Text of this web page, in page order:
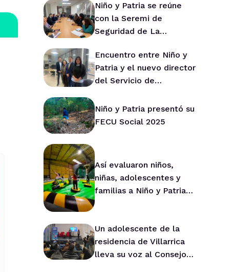
Niño y Patria se reúne
con la Seremi de
Seguridad de La
la prevención en la
región
Encuentro entre Niño y
Patria y el nuevo director
del Servicio de
Araucanía marca ruta de
trabajo conjunto
Niño y Patria presentó su
FECU Social 2025
Así evaluaron niños,
niñas, adolescentes y
familias a Niño y Patria
Un adolescente de la
residencia de Villarrica
lleva su voz al Consejo